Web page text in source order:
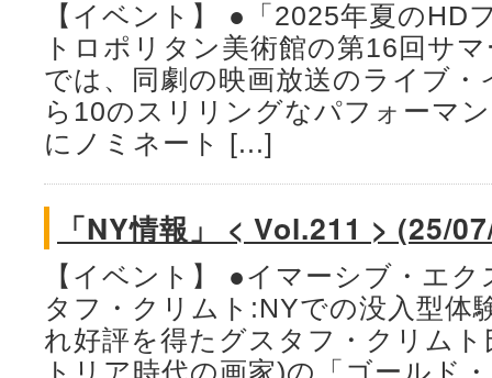
【イベント】 ●「2025年夏のHD
トロポリタン美術館の第16回サ
では、同劇の映画放送のライブ
ら10のスリリングなパフォーマ
にノミネート [...]
「NY情報」 < Vol.211 > (25/
【イベント】 ●イマーシブ・エ
タフ・クリムト:NYでの没入型体
れ好評を得たグスタフ・クリム
トリア時代の画家)の「ゴールド